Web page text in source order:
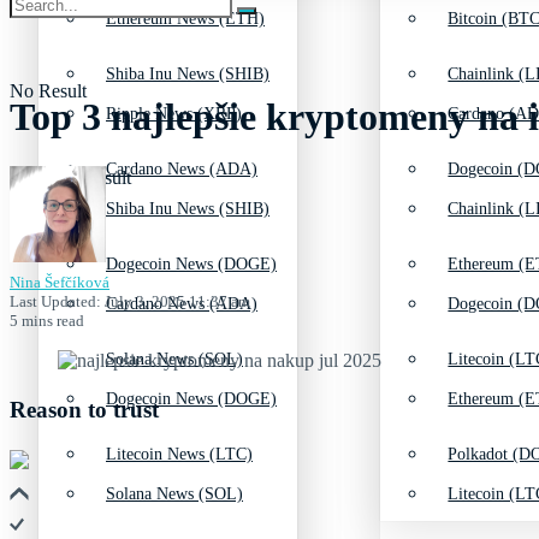
Shiba Inu News (SHIB)
Cardano News (ADA)
Dogecoin News (DOGE)
Solana News (SOL)
Litecoin News (LTC)
Chainlink
Dogecoin
Ethereum
Litecoin
Polkadot
Ethereum News (ETH)
Ripple News (XRP)
Shiba Inu News (SHIB)
Cardano News (ADA)
Dogecoin News (DOGE)
Solana News (SOL)
Bitcoin
Cardano
Chainlink
Dogecoin
Ethereum
Litecoin
No Result
View All Result
Top 3 najlepšie kryptomeny na
Nina Šefčíková
Last Updated: July 3, 2025 11:37 am
5 mins read
Reason to trust